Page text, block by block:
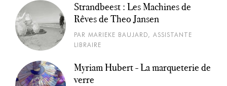
Strandbeest : Les Machines de
Rêves de Theo Jansen
PAR MARIEKE BAUJARD, ASSISTANTE
LIBRAIRE
Myriam Hubert - La marqueterie de
verre